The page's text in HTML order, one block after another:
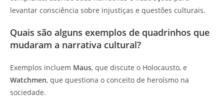
levantar consciência sobre injustiças e questões culturais.
Quais são alguns exemplos de quadrinhos que
mudaram a narrativa cultural?
Exemplos incluem Maus, que discute o Holocausto, e
Watchmen, que questiona o conceito de heroísmo na
sociedade.